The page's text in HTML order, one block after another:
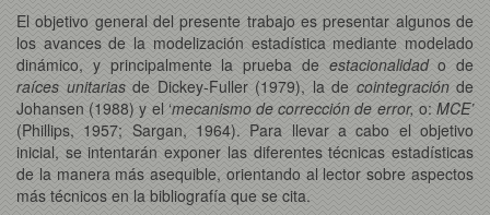
El objetivo general del presente trabajo es presentar algunos de
los avances de la modelización estadística mediante modelado
dinámico, y principalmente la prueba de estacionalidado de
raíces unitariasde Dickey-Fuller (1979), la de cointegraciónde
Johansen (1988) y el ‘mecanismo de corrección de error, o: MCE’
(Phillips, 1957; Sargan, 1964). Para llevar a cabo el objetivo
inicial, se intentarán exponer las diferentes técnicas estadísticas
de la manera más asequible, orientando al lector sobre aspectos
más técnicos en la bibliografía que se cita.